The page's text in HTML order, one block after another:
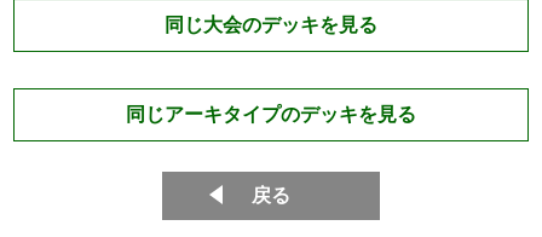
同じ大会のデッキを見る
同じアーキタイプのデッキを見る
戻る